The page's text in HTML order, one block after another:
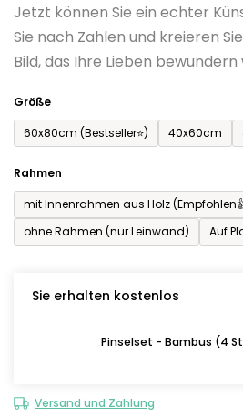
Jetzt können Sie ein echter
Sie nach Zahlen und kreieren
Bild, das Ihre Lieben
Größe
60x80cm (Bestseller⭐)
40x60cm
Rahmen
mit Innenrahmen aus Holz
ohne Rahmen (nur Leinwand)
Auf
Sie erhalten kostenlos
Pinselset - Bambus (4
Versand und Zahlung
von
5
Sternen.